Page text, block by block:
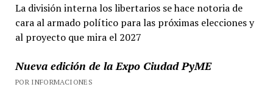
La división interna los libertarios se hace notoria de
cara al armado político para las próximas elecciones y
al proyecto que mira el 2027
Nueva edición de la Expo Ciudad PyME
POR INFORMACIONES